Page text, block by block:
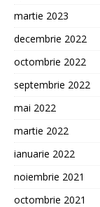
martie 2023
decembrie 2022
octombrie 2022
septembrie 2022
mai 2022
martie 2022
ianuarie 2022
noiembrie 2021
octombrie 2021